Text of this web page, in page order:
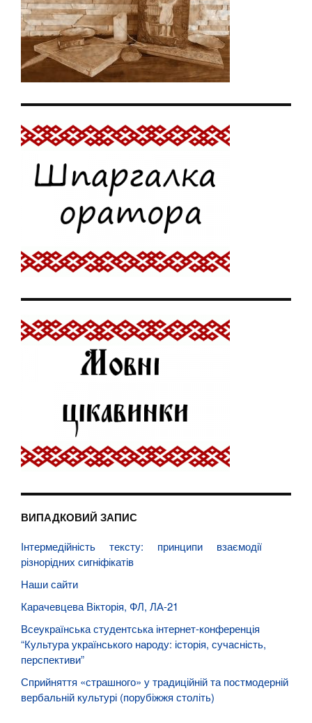
ВИПАДКОВИЙ ЗАПИС
Інтермедійність тексту: принципи взаємодії
різнорідних сигніфікатів
Наши сайти
Карачевцева Вікторія, ФЛ, ЛА-21
Всеукраїнська студентська інтернет-конференція
“Культура українського народу: історія, сучасність,
перспективи”
Сприйняття «страшного» у традиційній та постмодерній
вербальній культурі (порубіжжя століть)